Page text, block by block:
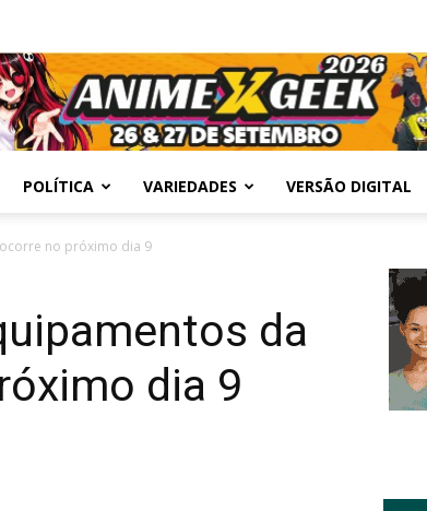
POLÍTICA VARIEDADES VERSÃO DIGITAL
no próximo dia 9
da
dia 9